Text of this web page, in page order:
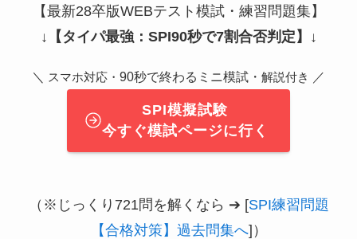
【最新28卒版WEBテスト模試・練習問題集】
↓ 【タイパ最強：SPI90秒で7割合否判定】 ↓
＼ スマホ対応・ 90秒で終わるミニ模試・ 解説付き ／
SPI模擬試験
今すぐ模試ページに行く
（※じっくり721問を解くなら ➔ [SPI練習問題
【合格対策】過去問集へ]）